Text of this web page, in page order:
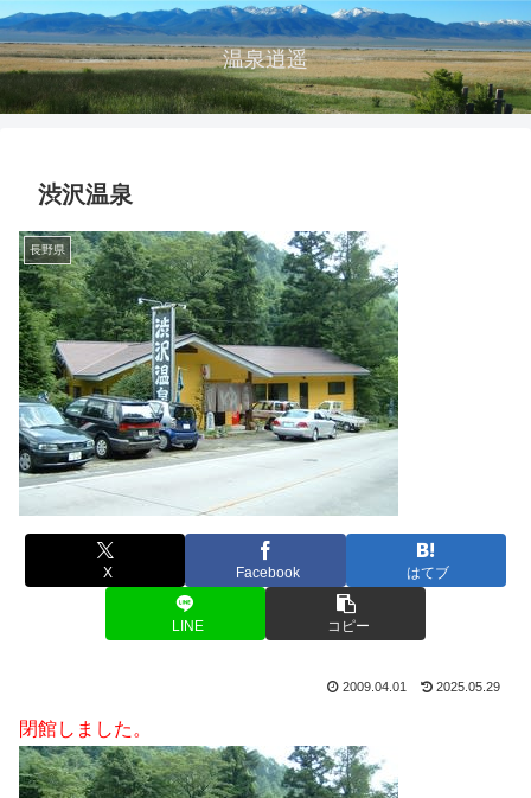
温泉逍遥
渋沢温泉
長野県
X Facebook はてブ
LINE コピー
2009.04.01 2025.05.29
閉館しました。